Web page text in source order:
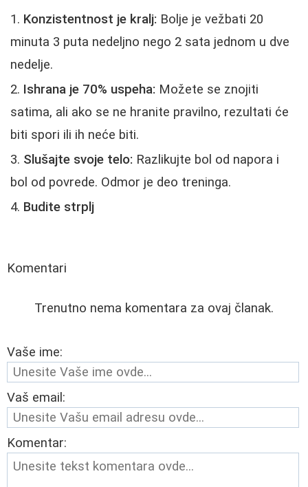
Konzistentnost je kralj: Bolje je vežbati 20
minuta 3 puta nedeljno nego 2 sata jednom u dve
nedelje.
Ishrana je 70% uspeha: Možete se znojiti
satima, ali ako se ne hranite pravilno, rezultati će
biti spori ili ih neće biti.
Slušajte svoje telo: Razlikujte bol od napora i
bol od povrede. Odmor je deo treninga.
Budite strplj
Komentari
Trenutno nema komentara za ovaj članak.
Vaše ime:
Vaš email:
Komentar: